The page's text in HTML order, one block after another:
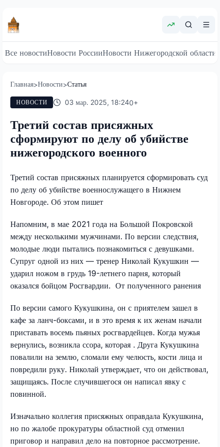
Все новостиНовости РоссииНовости Нижегородской области
Главная>Новости>Статья
НОВОСТИ 03 мар. 2025, 18:240+
Третий состав присяжных
сформируют по делу об убийстве
нижегородского военного
Третий состав присяжных планируется сформировать суд
по делу об убийстве военнослужащего в Нижнем
Новгороде. Об этом пишет
Напомним, в мае 2021 года на Большой Покровской
между несколькими мужчинами. По версии следствия,
молодые люди пытались познакомиться с девушками.
Супруг одной из них — тренер Николай Кукушкин —
ударил ножом в грудь 19-летнего парня, который
оказался бойцом Росгвардии. От полученного ранения
По версии самого Кукушкина, он с приятелем зашел в
кафе за ланч-боксами, и в это время к их женам начали
приставать восемь пьяных росгвардейцев. Когда мужья
вернулись, возникла ссора, которая . Друга Кукушкина
повалили на землю, сломали ему челюсть, кости лица и
повредили руку. Николай утверждает, что он действовал,
защищаясь. После случившегося он написал явку с
повинной.
Изначально коллегия присяжных оправдала Кукушкина,
но по жалобе прокуратуры областной суд отменил
приговор и направил дело на повторное рассмотрение.